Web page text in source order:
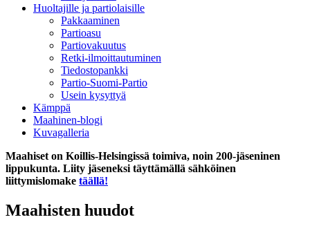
Huoltajille ja partiolaisille
Pakkaaminen
Partioasu
Partiovakuutus
Retki-ilmoittautuminen
Tiedostopankki
Partio-Suomi-Partio
Usein kysyttyä
Kämppä
Maahinen-blogi
Kuvagalleria
Maahiset on Koillis-Helsingissä toimiva, noin 200-jäseninen
lippukunta. Liity jäseneksi täyttämällä sähköinen
liittymislomake täällä!
Maahisten huudot